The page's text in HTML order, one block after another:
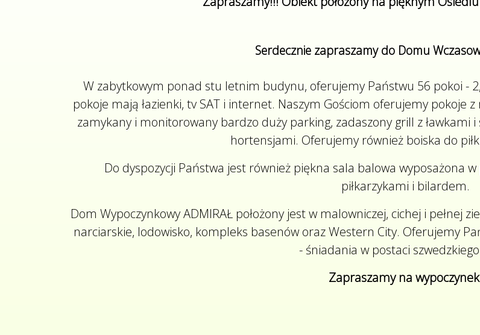
Serdecznie zapraszamy do Domu
W zabytkowym ponad stu letnim budynu, oferujemy Państwu 56 pokoi -
pokoje mają łazienki, tv SAT i internet. Naszym Gościom oferujemy pokoje
zamykany i monitorowany bardzo duży parking, zadaszony grill z ławkami
hortensjami. Oferujemy również boiska do
Do dyspozycji Państwa jest również piękna sala balowa wyposażona
piłkarzykami i bilardem.
Dom Wypoczynkowy ADMIRAŁ położony jest w malowniczej, cichej i pełnej
narciarskie, lodowisko, kompleks basenów oraz Western City. Oferujemy
- śniadania w postaci szwedzkiego
Zapraszamy na